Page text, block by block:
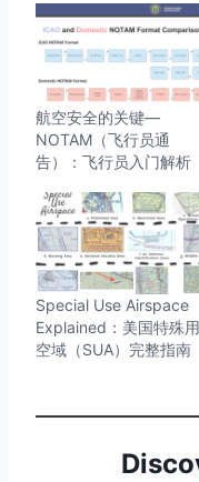
航空安全的关键—
NOTAM（飞行员通
告）：飞行员入门解析
Special Use Airspace
Explained：美国特殊
空域（SUA）完整指南